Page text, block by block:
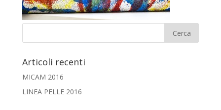
Articoli recenti
MICAM 2016
LINEA PELLE 2016